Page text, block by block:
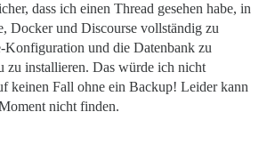
dass ich einen Thread gesehen habe, in
Docker und Discourse vollständig zu
Konfiguration und die Datenbank zu
zu installieren. Das würde ich nicht
keinen Fall ohne ein Backup! Leider kann
nicht finden.